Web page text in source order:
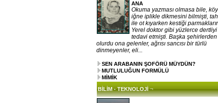
ANA
Okuma yazması olmasa bile,
iğne iplikle dikmesini bilmişti,
ile ot kıyarken kestiği
Yerel doktor gibi yüzlerce
tedavi etmişti. Başka
olurdu ona gelenler, ağrısı sancısı bir türlü
dinmeyenler, eli...
SEN ARABANIN ŞOFÖRÜ MÜYDÜN?
MUTLULUĞUN FORMÜLÜ
MİMİK
BİLİM - TEKNOLOJİ ¬